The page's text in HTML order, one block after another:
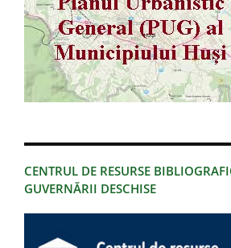
CENTRUL DE RESURSE
GUVERNĂRII DESCHISE